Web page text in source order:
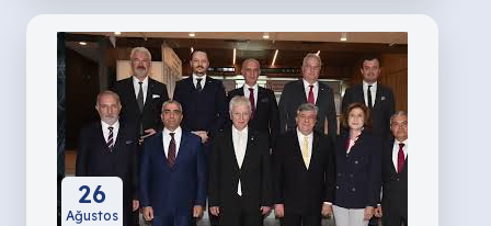
26
Ağustos